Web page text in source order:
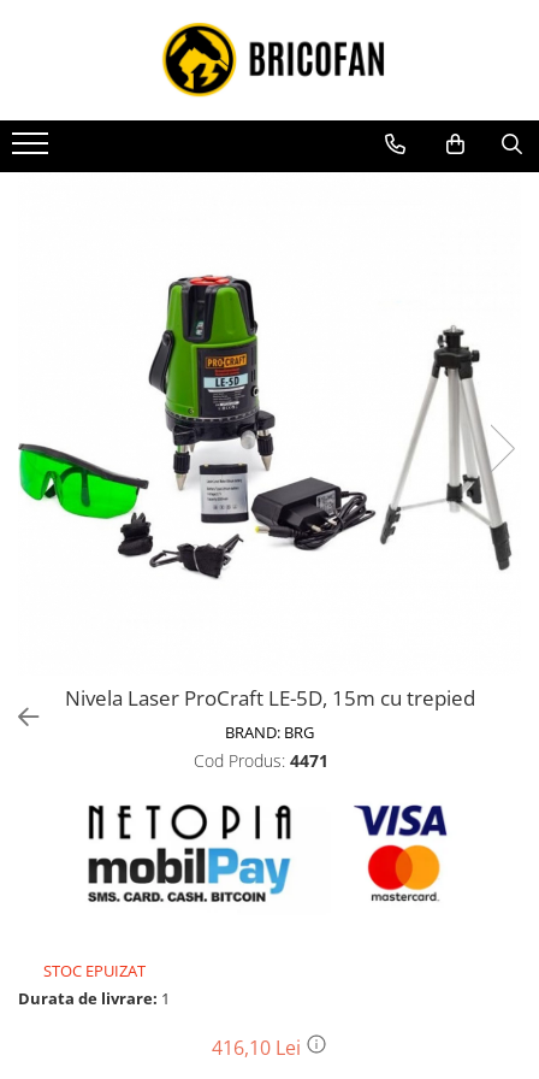
Toate Produsele
Vehicule electrice
Atv
Piese de schimb vehicule electrice
Scutere electrice
Scutere pe benzina
Tricicluri cargo fara permis
Tricicluri persoane
Trotinete electrice
Biciclete, trotinete, triciclete
Motoburghie si accesorii
Drujbe, fierastraie electrice
Drujbe pe benzina
Drujbe cu acumulator
Consumabile drujbe, fierastraie
Drujbe electrice
Unelte electrice busteni
Batoze - mori desfacat porumb
Nivela Laser ProCraft LE-5D, 15m cu trepied
BRAND: BRG
Cod Produs: 4471
STOC EPUIZAT
Durata de livrare: 1
416,10 Lei